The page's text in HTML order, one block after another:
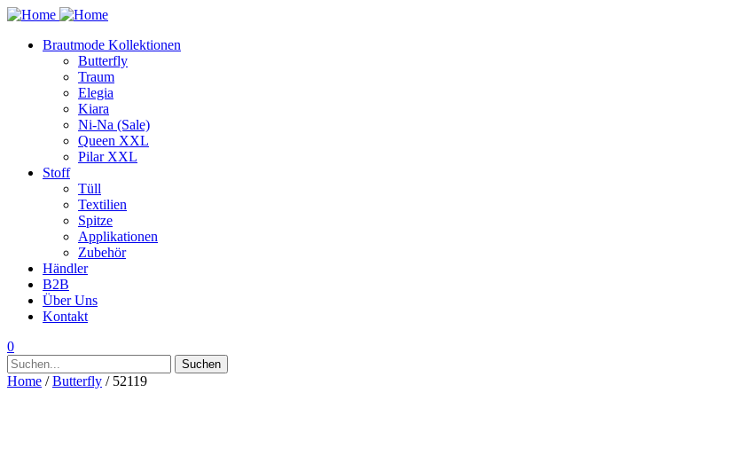
Brautmode Kollektionen
Butterfly
Traum
Elegia
Kiara
Ni-Na (Sale)
Queen XXL
Pilar XXL
Stoff
Tüll
Textilien
Spitze
Applikationen
Zubehör
Händler
B2B
Über Uns
Kontakt
0
Suchen
nach:
Suchen
Home /Butterfly / 52119